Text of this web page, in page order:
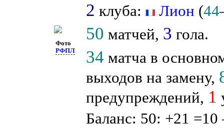
Фото
РФПЛ
2 клуба: Лион (44
50 матчей, 3 гола.
34 матча в
выходов на замену,
предупреждений, 1
Баланс: 50: +21 =10